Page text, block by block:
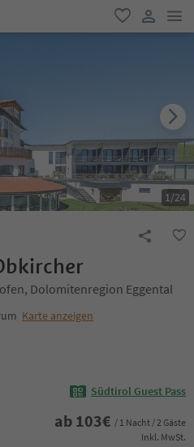
favorit
user link
1/24
Dolomitenregion Eggental
Karte anzeigen
Südtirol Guest Pass
ab 103€ / 1 Nacht / 2 Gäste
Inkl. MwSt.